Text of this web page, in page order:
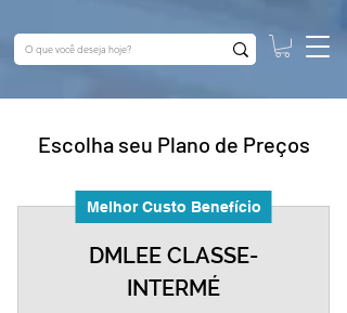
Escolha seu Plano de Preços
Melhor Custo Benefício
DMLEE CLASSE-
INTERMÉ